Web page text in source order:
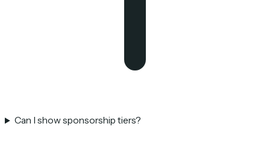
Can I show sponsorship tiers?